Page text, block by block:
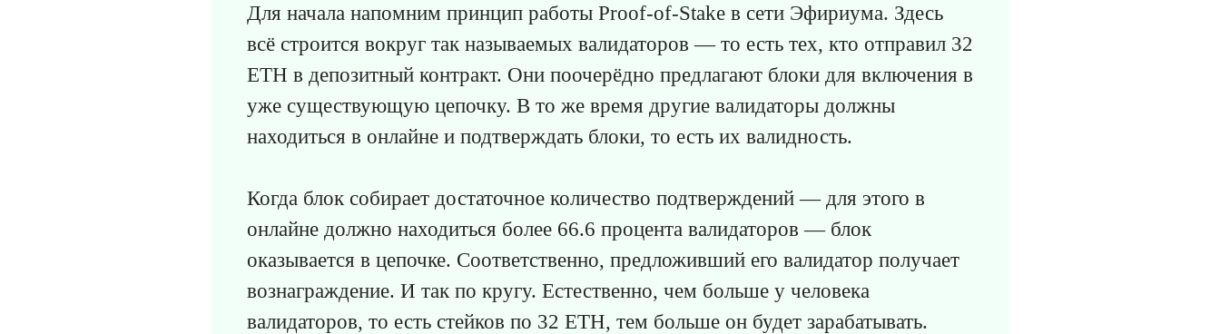
Для начала напомним принцип работы Proof-of-Stake в сети Эфириума. Здесь
всё строится вокруг так называемых валидаторов — то есть тех, кто отправил 32
ETH в депозитный контракт. Они поочерёдно предлагают блоки для включения в
уже существующую цепочку. В то же время другие валидаторы должны
находиться в онлайне и подтверждать блоки, то есть их валидность.
Когда блок собирает достаточное количество подтверждений — для этого в
онлайне должно находиться более 66.6 процента валидаторов — блок
оказывается в цепочке. Соответственно, предложивший его валидатор получает
вознаграждение. И так по кругу. Естественно, чем больше у человека
валидаторов, то есть стейков по 32 ETH, тем больше он будет зарабатывать.